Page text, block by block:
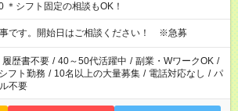
＊シフト固定の相談もOK！
です。開始日はご相談ください！ ※急募
履歴書不要 / 40～50代活躍中 / 副業・WワークOK /
シフト勤務 / 10名以上の大量募集 / 電話対応なし / パ
不要